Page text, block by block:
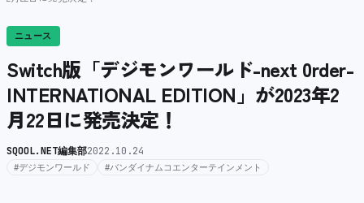
ニュース
Switch版「デジモンワールド-next 0rder-
INTERNATIONAL EDITION」が2023年2
月22日に発売決定！
SQOOL.NET編集部2022.10.24
#デジモンワールド #バンダイナムコエンターテインメント